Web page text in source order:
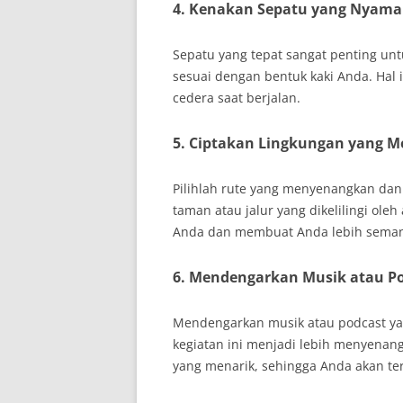
4. Kenakan Sepatu yang
Sepatu yang tepat sangat penting
sesuai dengan bentuk kaki Anda.
cedera saat berjalan.
5. Ciptakan Lingkungan yang
Pilihlah rute yang menyenangkan
taman atau jalur yang dikelilingi oleh
Anda dan membuat Anda lebih
6. Mendengarkan Musik atau
Mendengarkan musik atau podcast
kegiatan ini menjadi lebih
yang menarik, sehingga Anda akan